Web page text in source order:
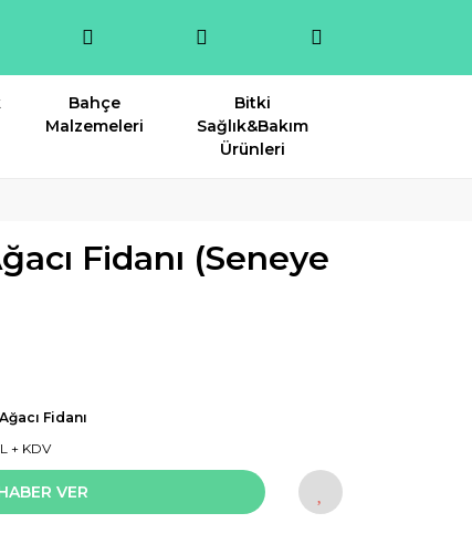
Bahçe
Malzemeleri
Bitki
Sağlık&Bakım
Ürünleri
Fidanı (Seneye
Fidanı
+ KDV
VER